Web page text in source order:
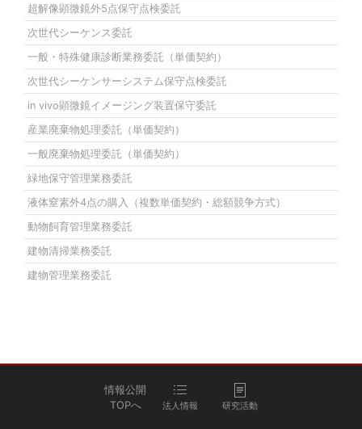
超解像顕微鏡外5点保守点検委託
次世代シーケンス委託
一般・特殊健康診断業務委託（単価契約）
次世代シーケンサーシステム保守点検委託
in vivo顕微鏡イメージング装置保守委託
産業廃棄物処理委託（単価契約）
一般廃棄物処理委託（単価契約）
緑地保守管理業務委託
液体窒素外4点の購入（複数単価契約・総額競争方式）
動物飼育管理業務委託
建物清掃業務委託
建物管理業務委託
情報公開
TOPへ
法人情報 研究活動